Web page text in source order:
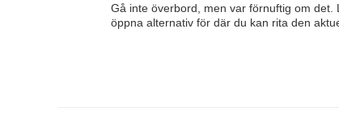
Gå inte överbord, men var förnuftig om
öppna alternativ för där du kan rita den